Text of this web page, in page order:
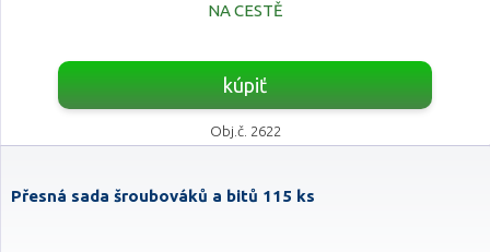
NA CESTĚ
kúpiť
Obj.č. 2622
Přesná sada šroubováků a bitů 115 ks